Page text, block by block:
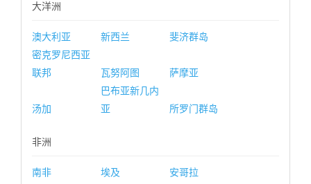
大洋洲
澳大利亚 新西兰
斐济群岛
密克罗尼西亚
联邦
瓦努阿图 萨摩亚
汤加
巴布亚新几内
亚
所罗门群岛
非洲
南非 埃及
安哥拉